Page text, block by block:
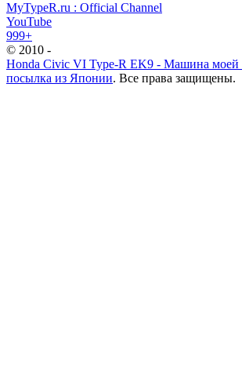
MyTypeR.ru : Official Channel
YouTube
999+
© 2010 -
Honda Civic VI Type-R EK9 - Машина моей
посылка из Японии. Все права защищены.